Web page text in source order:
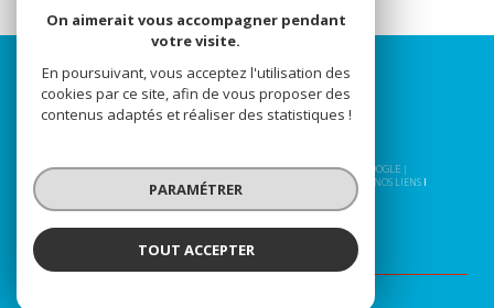
© 2026 | TOUS DROITS RÉSERVÉS | TRADUCTION POWERED BY GOOGLE |
NOS HONORAIRES
PLAN DU SITE MENTIONS LÉGALES ADMIN
NOS LIENS
POLITIQUE RGPD
On aimerait vous accompagner pendant
votre visite.
En poursuivant, vous acceptez l'utilisation des
cookies par ce site, afin de vous proposer des
contenus adaptés et réaliser des statistiques !
PARAMÉTRER
TOUT ACCEPTER